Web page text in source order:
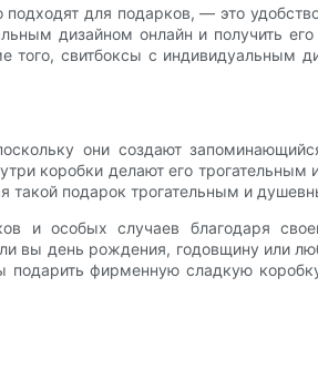
для подарков, — это
дизайном онлайн и получить
свитбоксы с индивидуальным
они создают
коробки делают его
такой подарок трогательным и
и особых случаев благодаря
вы день рождения, годовщину или
подарить фирменную сладкую